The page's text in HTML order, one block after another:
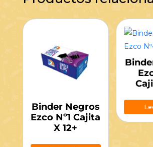
Binder Negros
Ezco Nº1 Cajita
X 12+